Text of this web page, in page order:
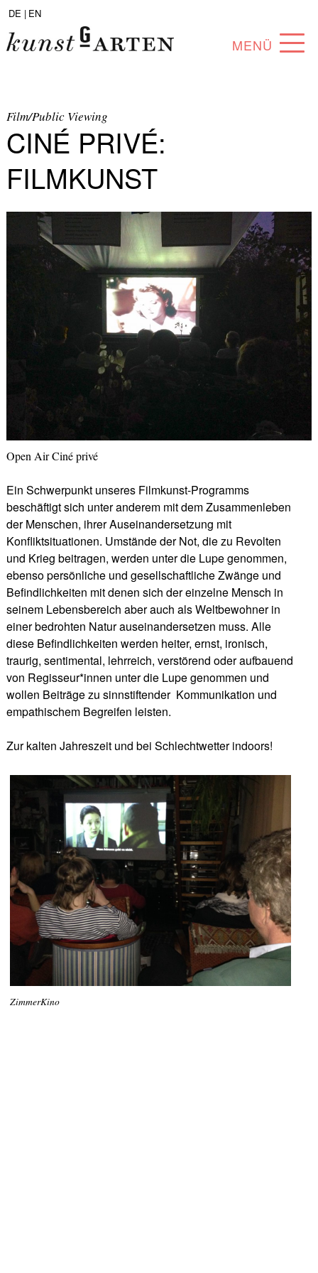
DE | EN
MENÜ
SAMMLUNG
KÜNSTLER*INNEN
PARTNER*INNEN
ANGEBOTE
Film/Public Viewing
CINÉ PRIVÉ:
FILMKUNST
Open Air Ciné privé
Ein Schwerpunkt unseres Filmkunst-Programms
beschäftigt sich unter anderem mit dem Zusammenleben
der Menschen, ihrer Auseinandersetzung mit
Konfliktsituationen. Umstände der Not, die zu Revolten
und Krieg beitragen, werden unter die Lupe genommen,
ebenso persönliche und gesellschaftliche Zwänge und
Befindlichkeiten mit denen sich der einzelne Mensch in
seinem Lebensbereich aber auch als Weltbewohner in
einer bedrohten Natur auseinandersetzen muss. Alle
diese Befindlichkeiten werden heiter, ernst, ironisch,
traurig, sentimental, lehrreich, verstörend oder aufbauend
von Regisseur*innen unter die Lupe genommen und
wollen Beiträge zu sinnstiftender Kommunikation und
empathischem Begreifen leisten.
Zur kalten Jahreszeit und bei Schlechtwetter indoors!
ZimmerKino